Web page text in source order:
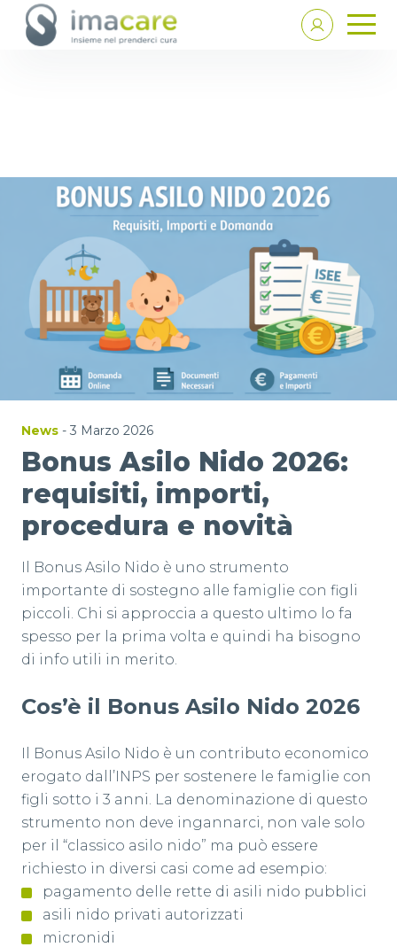
News - 3 Marzo 2026
Bonus Asilo Nido 2026:
requisiti, importi,
procedura e novità
Il Bonus Asilo Nido è uno strumento
importante di sostegno alle famiglie con figli
piccoli. Chi si approccia a questo ultimo lo fa
spesso per la prima volta e quindi ha bisogno
di info utili in merito.
Cos’è il Bonus Asilo Nido 2026
Il Bonus Asilo Nido è un contributo economico
erogato dall’INPS per sostenere le famiglie con
figli sotto i 3 anni. La denominazione di questo
strumento non deve ingannarci, non vale solo
per il “classico asilo nido” ma può essere
richiesto in diversi casi come ad esempio:
pagamento delle rette di asili nido pubblici
asili nido privati autorizzati
micronidi